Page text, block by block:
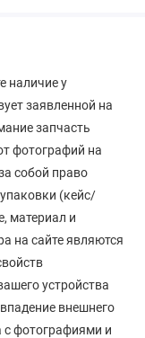
наличие у
заявленной на
запчасть
фотографий на
собой право
(кейс/
материал и
на сайте являются
устройства
внешнего
с фотографиями и